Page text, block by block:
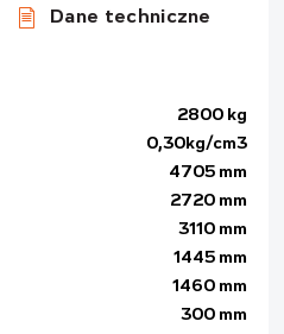
Dane techniczne
2800 kg
0,30kg/cm3
4705 mm
2720 mm
3110 mm
1445 mm
1460 mm
300 mm